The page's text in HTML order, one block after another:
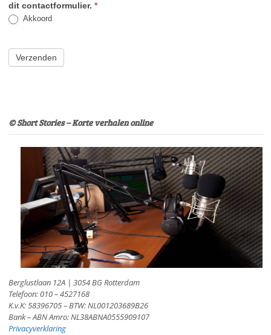
dit contactformulier. *
Akkoord
Verzenden
© Short Stories – Korte verhalen online
Berglustlaan 12A | 3054 BG Rotterdam
Telefoon: 010 – 4527168
K.v.K: 58396705 – BTW: NL001203689B26
Bank – ABN Amro: NL38ABNA0555909107
Privacyverklaring